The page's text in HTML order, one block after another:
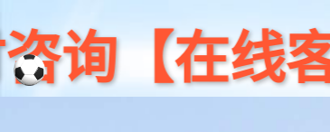
科技 /专业 /体验